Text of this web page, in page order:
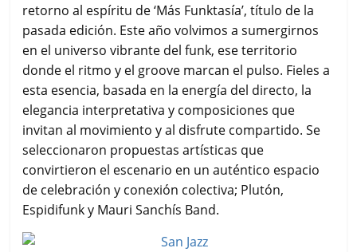
retorno al espíritu de ‘Más Funktasía’, título de la
pasada edición. Este año volvimos a sumergirnos
en el universo vibrante del funk, ese territorio
donde el ritmo y el groove marcan el pulso. Fieles a
esta esencia, basada en la energía del directo, la
elegancia interpretativa y composiciones que
invitan al movimiento y al disfrute compartido. Se
seleccionaron propuestas artísticas que
convirtieron el escenario en un auténtico espacio
de celebración y conexión colectiva; Plutón,
Espidifunk y Mauri Sanchís Band.